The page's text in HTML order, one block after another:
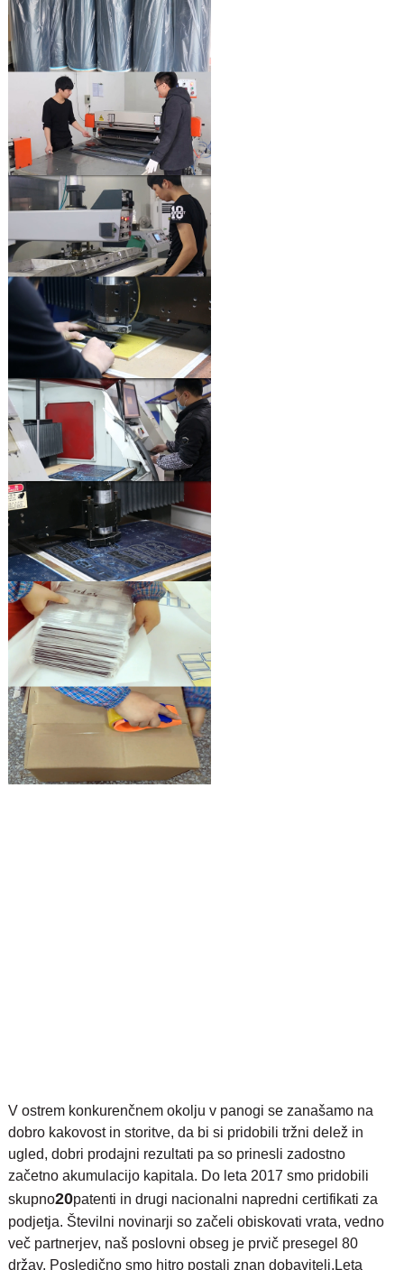
V ostrem konkurenčnem okolju v panogi se zanašamo na
dobro kakovost in storitve, da bi si pridobili tržni delež in
ugled, dobri prodajni rezultati pa so prinesli zadostno
začetno akumulacijo kapitala. Do leta 2017 smo pridobili
skupno20patenti in drugi nacionalni napredni certifikati za
podjetja. Številni novinarji so začeli obiskovati vrata, vedno
več partnerjev, naš poslovni obseg je prvič presegel 80
držav. Posledično smo hitro postali znan dobavitelj. Leta